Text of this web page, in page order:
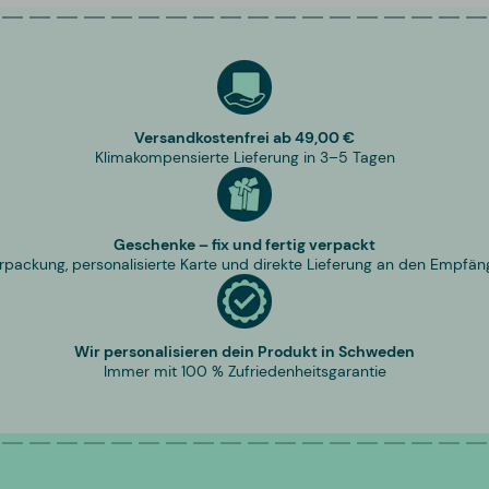
Versandkostenfrei ab 49,00 €
Klimakompensierte Lieferung in 3–5 Tagen
Geschenke – fix und fertig verpackt
personalisierte Karte und direkte Lieferung an den
Wir personalisieren dein Produkt in Schweden
Immer mit 100 % Zufriedenheitsgarantie